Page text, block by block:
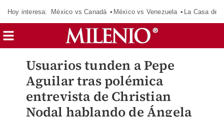
Hoy interesa: México vs Canadá México vs Venezuela La Casa de
Usuarios tunden a Pepe
Aguilar tras polémica
entrevista de Christian
Nodal hablando de Ángela